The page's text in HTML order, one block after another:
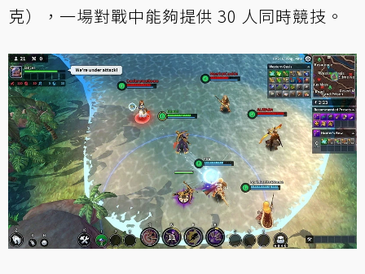
克），一場對戰中能夠提供 30 人同時競技。